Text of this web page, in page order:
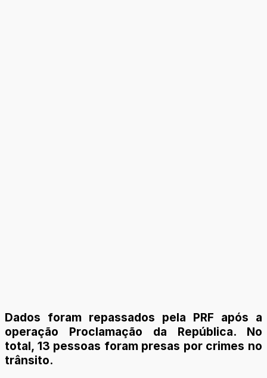
Dados foram repassados pela PRF após a
operação Proclamação da República. No
total, 13 pessoas foram presas por crimes no
trânsito.